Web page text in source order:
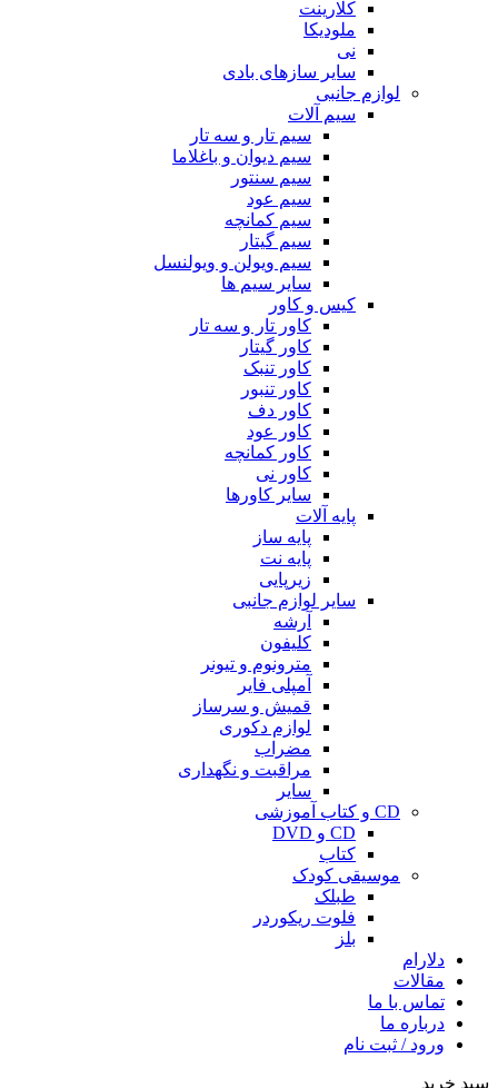
کلارینت
ملودیکا
نی
سایر سازهای بادی
لوازم جانبی
سیم آلات
سیم تار و سه تار
سیم دیوان و باغلاما
سیم سنتور
سیم عود
سیم کمانچه
سیم گیتار
سیم ویولن و ویولنسل
سایر سیم ها
کیس و کاور
کاور تار و سه تار
کاور گیتار
کاور تنبک
کاور تنبور
کاور دف
کاور عود
کاور کمانچه
کاور نی
سایر کاورها
پایه آلات
پایه ساز
پایه نت
زیرپایی
سایر لوازم جانبی
آرشه
کلیفون
مترونوم و تیونر
آمپلی فایر
قمیش و سرساز
لوازم دکوری
مضراب
مراقبت و نگهداری
سایر
CD و کتاب آموزشی
CD و DVD
کتاب
موسیقی کودک
طبلک
فلوت ریکوردر
بلز
دلارام
مقالات
تماس با ما
درباره ما
ورود / ثبت نام
سبد خرید